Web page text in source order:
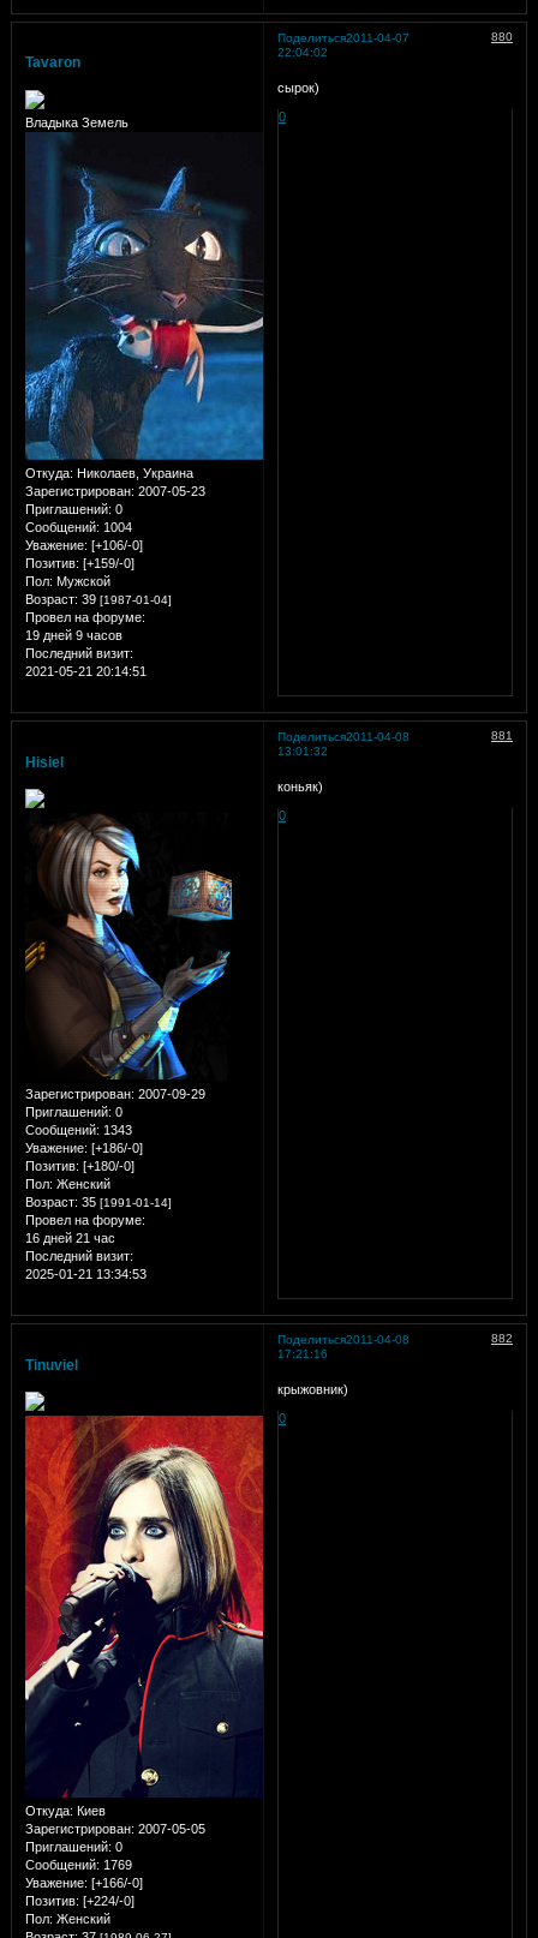
Поделиться 880
2011-04-07
22:04:02
Tavaron
Владыка Земель
Откуда: Николаев, Украина
Зарегистрирован: 2007-05-23
Приглашений: 0
Сообщений: 1004
Уважение: [+106/-0]
Позитив: [+159/-0]
Пол: Мужской
Возраст: 39 [1987-01-04]
Провел на форуме:
19 дней 9 часов
Последний визит:
2021-05-21 20:14:51
сырок)
0
Поделиться 881
2011-04-08
13:01:32
Hisiel
Зарегистрирован: 2007-09-29
Приглашений: 0
Сообщений: 1343
Уважение: [+186/-0]
Позитив: [+180/-0]
Пол: Женский
Возраст: 35 [1991-01-14]
Провел на форуме:
16 дней 21 час
Последний визит:
2025-01-21 13:34:53
коньяк)
0
Поделиться 882
2011-04-08
17:21:16
Tinuviel
Откуда: Киев
Зарегистрирован: 2007-05-05
Приглашений: 0
Сообщений: 1769
Уважение: [+166/-0]
Позитив: [+224/-0]
Пол: Женский
крыжовник)
0